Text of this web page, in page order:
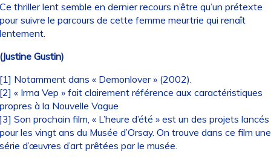
thriller lent semble en dernier recours n’être qu’un prétexte
suivre le parcours de cette femme meurtrie qui renaît
Gustin)
Notamment dans « Demonlover » (2002).
« Irma Vep » fait clairement référence aux caractéristiques
à la Nouvelle Vague
Son prochain film, « L’heure d’été » est un des projets lancés
les vingt ans du Musée d’Orsay. On trouve dans ce film une
d’œuvres d’art prêtées par le musée.